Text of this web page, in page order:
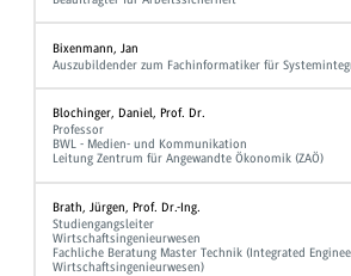
Bixenmann, Jan
Auszubildender zum Fachinformatiker für
Blochinger, Daniel, Prof. Dr.
Professor
BWL - Medien- und Kommunikation
Leitung Zentrum für Angewandte Ökonomik (ZAÖ)
Brath, Jürgen, Prof. Dr.-Ing.
Studiengangsleiter
Wirtschaftsingenieurwesen
Fachliche Beratung Master Technik (Integrated
Wirtschaftsingenieurwesen)